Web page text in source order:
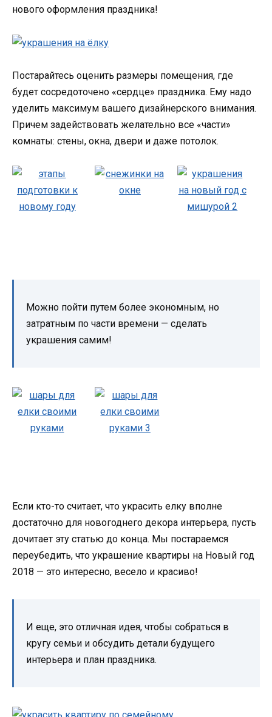
нового оформления праздника!
Постарайтесь оценить размеры помещения, где
будет сосредоточено «сердце» праздника. Ему надо
уделить максимум вашего дизайнерского внимания.
Причем задействовать желательно все «части»
комнаты: стены, окна, двери и даже потолок.
Можно пойти путем более экономным, но
затратным по части времени — сделать
украшения самим!
Если кто-то считает, что украсить елку вполне
достаточно для новогоднего декора интерьера, пусть
дочитает эту статью до конца. Мы постараемся
переубедить, что украшение квартиры на Новый год
2018 — это интересно, весело и красиво!
И еще, это отличная идея, чтобы собраться в
кругу семьи и обсудить детали будущего
интерьера и план праздника.